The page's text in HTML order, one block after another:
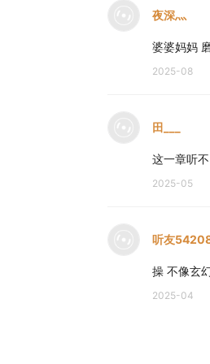
夜深灬
婆婆妈妈
2025-08
田___
这一章听
2025-05
听友
操 不像玄
2025-04